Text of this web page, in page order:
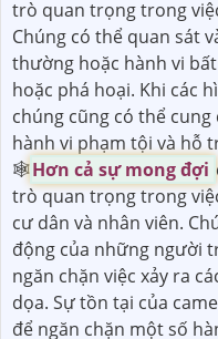
trò quan trọng trong
Chúng có thể quan sát
thường hoặc hành vi
hoặc phá hoại. Khi các
chúng cũng có thể
hành vi phạm tội và hỗ
🕸Hơn cả sự mong đợi
trò quan trọng trong
cư dân và nhân viên.
động của những người
ngăn chặn việc xảy ra
dọa. Sự tồn tại của
để ngăn chặn một số